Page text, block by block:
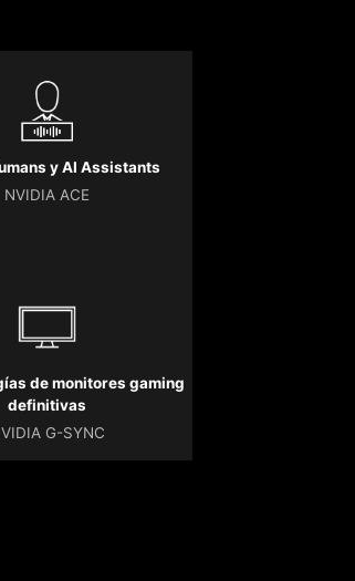
y AI Assistants
NVIDIA ACE
de monitores gaming
definitivas
G-SYNC